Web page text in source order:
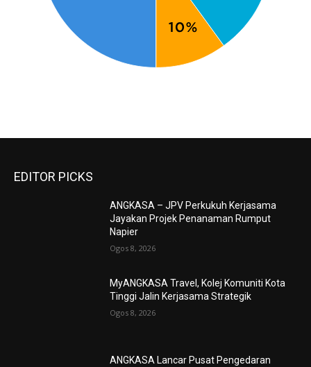
EDITOR PICKS
ANGKASA – JPV Perkukuh Kerjasama
Jayakan Projek Penanaman Rumput
Napier
Ogos 8, 2026
MyANGKASA Travel, Kolej Komuniti Kota
Tinggi Jalin Kerjasama Strategik
Ogos 8, 2026
ANGKASA Lancar Pusat Pengedaran